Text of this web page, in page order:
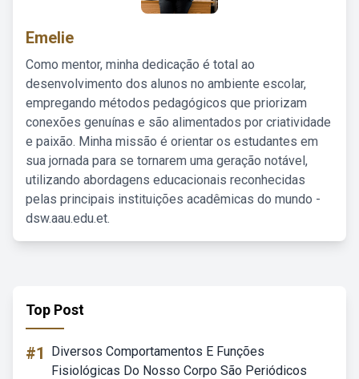
Emelie
Como mentor, minha dedicação é total ao
desenvolvimento dos alunos no ambiente escolar,
empregando métodos pedagógicos que priorizam
conexões genuínas e são alimentados por criatividade
e paixão. Minha missão é orientar os estudantes em
sua jornada para se tornarem uma geração notável,
utilizando abordagens educacionais reconhecidas
pelas principais instituições acadêmicas do mundo -
dsw.aau.edu.et.
Top Post
#1
Diversos Comportamentos E Funções
Fisiológicas Do Nosso Corpo São Periódicos